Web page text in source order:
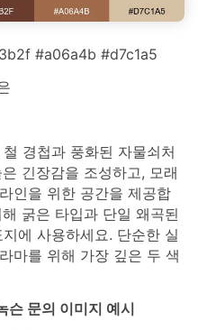
#a06a4b #d7c1a5
경첩과 풍화된 자물쇠처
긴장감을 조성하고, 모래
인을 위한 공간을 제공합
굵은 타입과 단일 왜곡된
에 사용하세요. 단순한 실
마를 위해 가장 깊은 두 색
슨 문의 이미지 예시